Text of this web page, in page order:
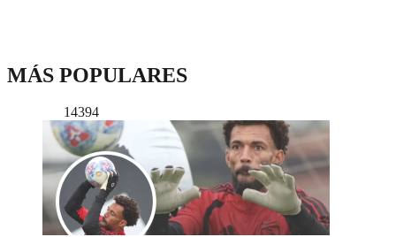
MÁS POPULARES
14394